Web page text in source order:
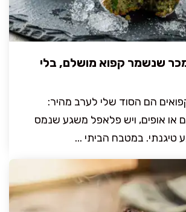
שנשמר קפוא מושלם, בלי
הם הסוד שלי לערב מהיר:
או אופים, ויש פלאפל משגע שנמס
טיגנתי. במטבח הביתי ...